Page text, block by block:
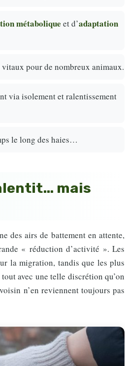
métabolique et d’adaptation
vitaux pour de nombreux animaux.
via isolement et ralentissement
le long des haies…
mais
des airs de battement en attente,
« réduction d’activité ». Les
la migration, tandis que les plus
avec une telle discrétion qu’on
n’en reviennent toujours pas